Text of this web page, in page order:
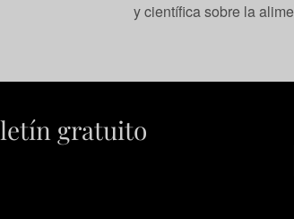
y científica sobre la
gratuito